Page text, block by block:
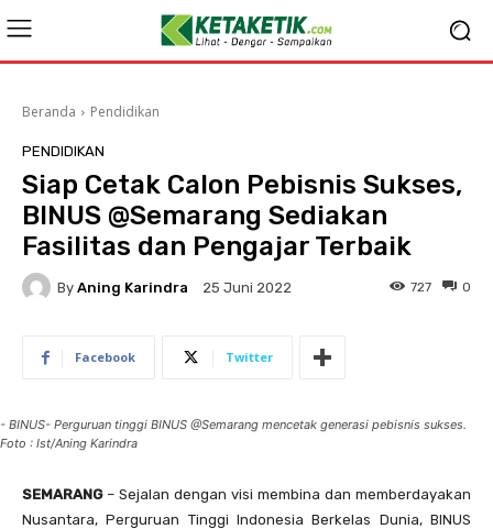
Beranda Pendidikan
PENDIDIKAN
Siap Cetak Calon Pebisnis Sukses,
BINUS @Semarang Sediakan
Fasilitas dan Pengajar Terbaik
By Aning Karindra 25 Juni 2022 0
727
Facebook Twitter
- BINUS- Perguruan tinggi BINUS @Semarang mencetak generasi pebisnis sukses.
Foto : Ist/Aning Karindra
SEMARANG– Sejalan dengan visi membina dan memberdayakan
Nusantara, Perguruan Tinggi Indonesia Berkelas Dunia, BINUS